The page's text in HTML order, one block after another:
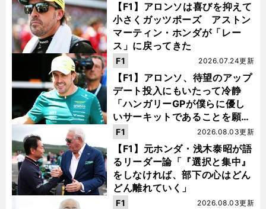
【F1】アロンソは喜びを抑えて
小さくガッツポーズ アストン
マーティン・ホンダが「レー
ス」に戻ってきた
【F1】アロンソ、待望のアップ
デート投入にもいたって冷静
「ハンガリーGPが僕らに優し
いサーキットであることを願
う」
2026.07.24更新
F1
【F1】元ホンダ・浅木泰昭が語
るリーダー論「『選択と集中』
をしなければ、部下の心はどん
どん離れていく」
2026.08.03更新
F1
2026.08.03更新
F1